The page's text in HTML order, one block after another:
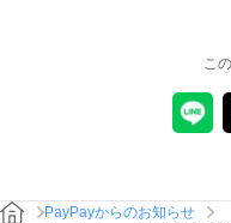
こ
PayPayからのお知らせ